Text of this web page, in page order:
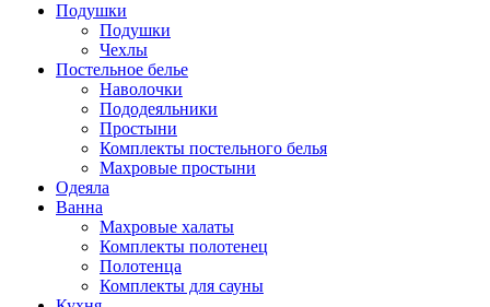
Подушки
Подушки
Чехлы
Постельное белье
Наволочки
Пододеяльники
Простыни
Комплекты постельного белья
Махровые простыни
Одеяла
Ванна
Махровые халаты
Комплекты полотенец
Полотенца
Комплекты для сауны